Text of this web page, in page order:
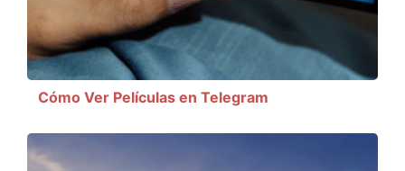
Cómo Ver Películas en Telegram